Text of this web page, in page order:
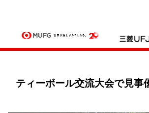
ティーボール交流大会で見事